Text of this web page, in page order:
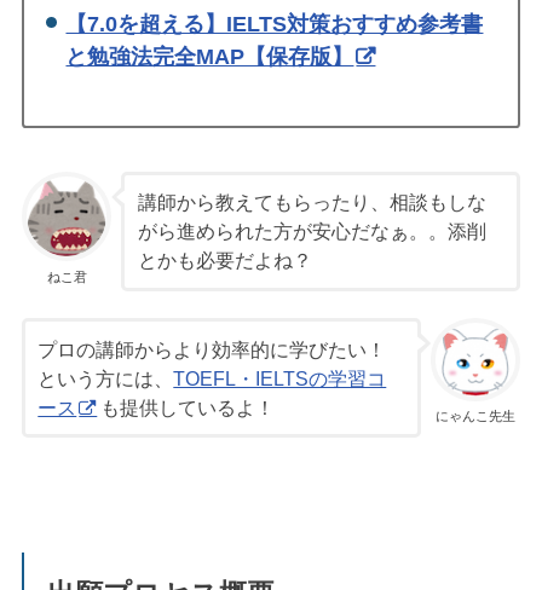
【7.0を超える】IELTS対策おすすめ参考書
と勉強法完全MAP【保存版】
ねこ君
講師から教えてもらったり、相談もしな
がら進められた方が安心だなぁ。。添削
とかも必要だよね？
にゃんこ先生
プロの講師からより効率的に学びたい！
という方には、TOEFL・IELTSの学習コ
ース
も提供しているよ！